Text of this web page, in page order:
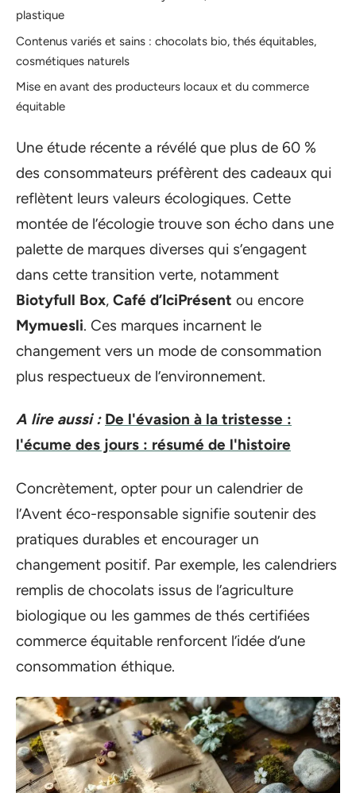
plastique
Contenus variés et sains : chocolats bio, thés équitables,
cosmétiques naturels
Mise en avant des producteurs locaux et du commerce
équitable
Une étude récente a révélé que plus de 60 %
des consommateurs préfèrent des cadeaux qui
reflètent leurs valeurs écologiques. Cette
montée de l’écologie trouve son écho dans une
palette de marques diverses qui s’engagent
dans cette transition verte, notamment
Biotyfull Box, Café d’IciPrésent ou encore
Mymuesli. Ces marques incarnent le
changement vers un mode de consommation
plus respectueux de l’environnement.
A lire aussi : De l'évasion à la tristesse :
l'écume des jours : résumé de l'histoire
Concrètement, opter pour un calendrier de
l’Avent éco-responsable signifie soutenir des
pratiques durables et encourager un
changement positif. Par exemple, les calendriers
remplis de chocolats issus de l’agriculture
biologique ou les gammes de thés certifiées
commerce équitable renforcent l’idée d’une
consommation éthique.